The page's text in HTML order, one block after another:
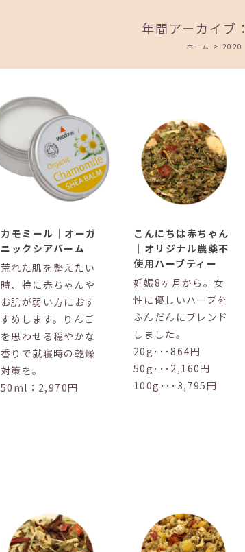
年間アーカイブ：
ホーム > 2020
カモミール｜オーガ
ニックシアバーム
荒れた肌を整えたい
時、特に赤ちゃんや
お肌が弱い方におす
すめします。りんご
を思わせる穏やかな
香りで就寝時の乾燥
対策を。
50ml：2,970円
こんにちは赤ちゃん
｜オリジナル農薬不
使用ハーブティー
妊娠8ヶ月から。女
性に優しいハーブを
ふんだんにブレンド
しました。
20g･･･864円
50g･･･2,160円
100g･･･3,795円